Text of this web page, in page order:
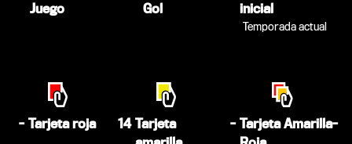
Juego
Gol
inicial
Temporada actual
- Tarjeta roja 14 Tarjeta
- Tarjeta Amarilla-